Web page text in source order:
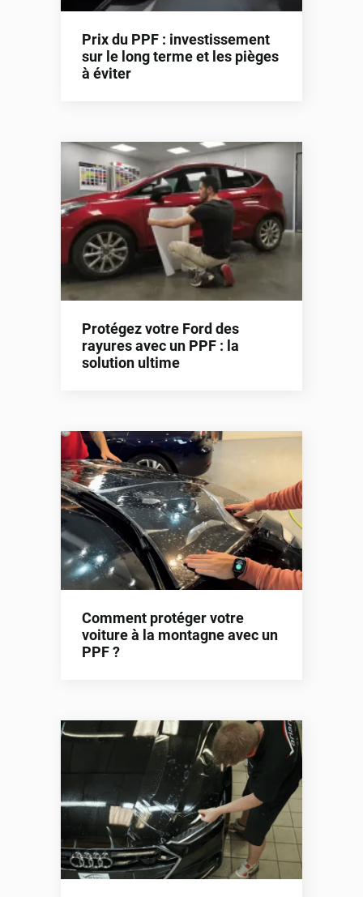
Prix du PPF : investissement
sur le long terme et les pièges
à éviter
Protégez votre Ford des
rayures avec un PPF : la
solution ultime
Comment protéger votre
voiture à la montagne avec un
PPF ?